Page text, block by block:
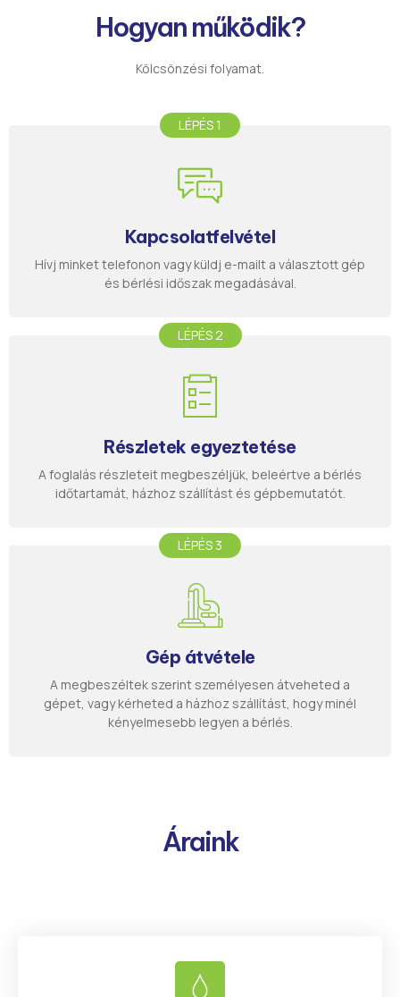
Hogyan működik?
Kölcsönzési folyamat.
LÉPÉS 1
Kapcsolatfelvétel
Hívj minket telefonon vagy küldj e-mailt a választott gép
és bérlési időszak megadásával.
LÉPÉS 2
Részletek egyeztetése
A foglalás részleteit megbeszéljük, beleértve a bérlés
időtartamát, házhoz szállítást és gépbemutatót.
LÉPÉS 3
Gép átvétele
A megbeszéltek szerint személyesen átveheted a
gépet, vagy kérheted a házhoz szállítást, hogy minél
kényelmesebb legyen a bérlés.
Áraink